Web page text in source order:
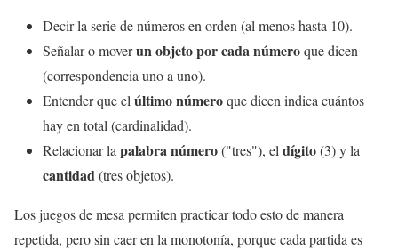
Decir la serie de números en orden (al menos hasta 10).
Señalar o moverun objeto por cada númeroque dicen
(correspondencia uno a uno).
Entender que elúltimo númeroque dicen indica cuántos
hay en total (cardinalidad).
Relacionar lapalabra número("tres"), eldígito(3) y la
cantidad(tres objetos).
Los juegos de mesa permiten practicar todo esto de manera
repetida, pero sin caer en la monotonía, porque cada partida es